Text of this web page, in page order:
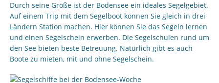
Durch seine Größe ist der Bodensee ein ideales Segelgebiet.
Auf einem Trip mit dem Segelboot können Sie gleich in drei
Ländern Station machen. Hier können Sie das Segeln lernen
und einen Segelschein erwerben. Die Segelschulen rund um
den See bieten beste Betreuung. Natürlich gibt es auch
Boote zu mieten, mit und ohne Segelschein.